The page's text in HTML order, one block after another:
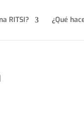
RITSI? ¿Qué